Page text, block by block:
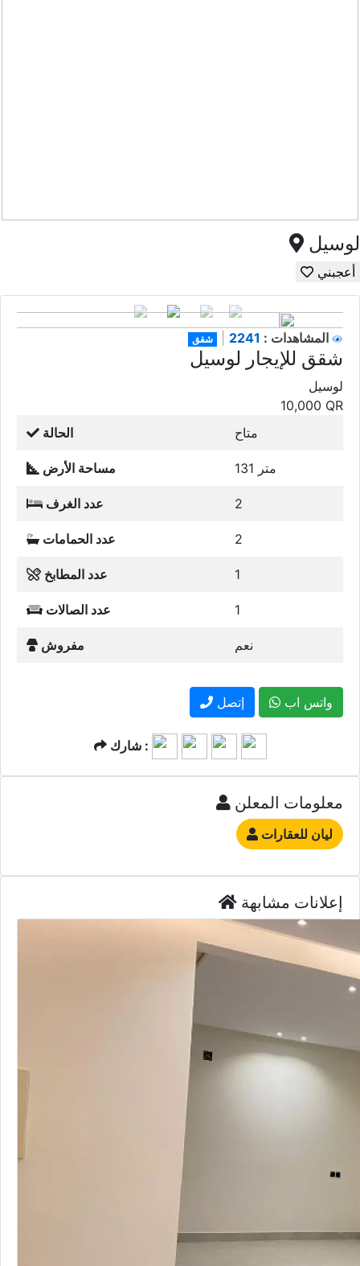
لوسيل
أعجبني
شقق المشاهدات :
شقق للإيجار لوسيل
لوسيل
10,000 QR
الحالة
متاح
مساحة الأرض 131 متر
عدد الغرف 2
عدد الحمامات 2
عدد المطابخ 1
عدد الصالات 1
مفروش نعم
إتصل واتس اب
شارك :
معلومات المعلن
ليان للعقارات
إعلانات مشابهة